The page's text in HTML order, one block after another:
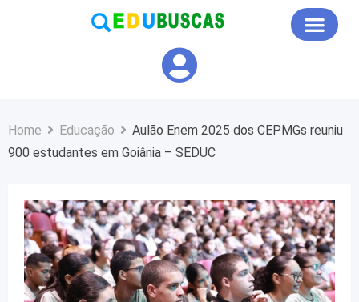
Home Educação
Aulão Enem 2025 dos CEPMGs reuniu
900 estudantes em Goiânia – SEDUC